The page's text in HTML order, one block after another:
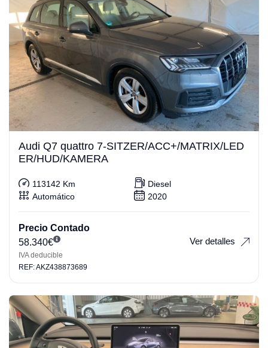
Audi Q7 quattro 7-SITZER/ACC+/MATRIX/LED
ER/HUD/KAMERA
113142 Km
Diesel
Automático
2020
Precio Contado
58.340€
IVA deducible
Ver detalles
REF: AKZ438873689